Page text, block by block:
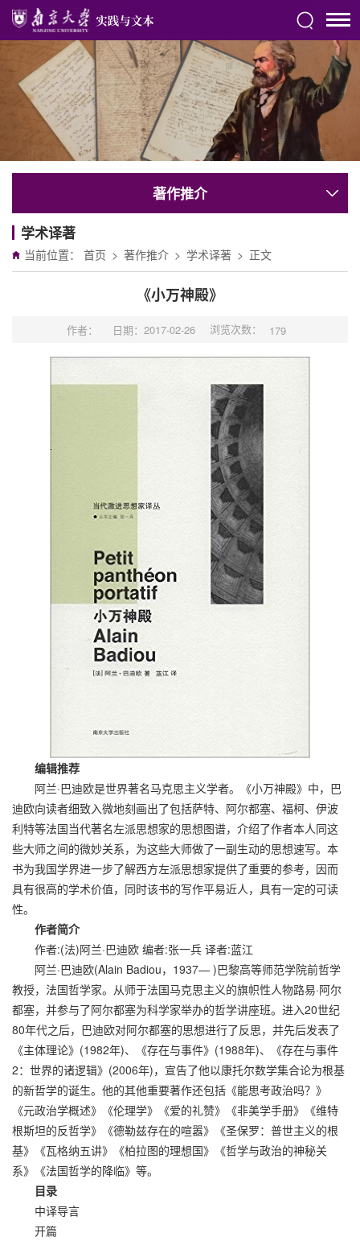
著作推介
学术译著
当前位置： 首页 > 著作推介 > 学术译著 > 正文
《小万神殿》
作者： 日期：2017-02-26 浏览次数： 179
编辑推荐
阿兰·巴迪欧是世界著名马克思主义学者。《小万神殿》中，巴
迪欧向读者细致入微地刻画出了包括萨特、阿尔都塞、福柯、伊波
利特等法国当代著名左派思想家的思想图谱，介绍了作者本人同这
些大师之间的微妙关系，为这些大师做了一副生动的思想速写。本
书为我国学界进一步了解西方左派思想家提供了重要的参考，因而
具有很高的学术价值，同时该书的写作平易近人，具有一定的可读
性。
作者简介
作者:(法)阿兰·巴迪欧 编者:张一兵 译者:蓝江
阿兰·巴迪欧(Alain Badiou，1937— )巴黎高等师范学院前哲学
教授，法国哲学家。从师于法国马克思主义的旗帜性人物路易·阿尔
都塞，并参与了阿尔都塞为科学家举办的哲学讲座班。进入20世纪
80年代之后，巴迪欧对阿尔都塞的思想进行了反思，并先后发表了
《主体理论》(1982年)、《存在与事件》(1988年)、《存在与事件
2：世界的诸逻辑》(2006年)，宣告了他以康托尔数学集合论为根基
的新哲学的诞生。他的其他重要著作还包括《能思考政治吗？》
《元政治学概述》《伦理学》《爱的礼赞》《非美学手册》《维特
根斯坦的反哲学》《德勒兹存在的喧嚣》《圣保罗：普世主义的根
基》《瓦格纳五讲》《柏拉图的理想国》《哲学与政治的神秘关
系》《法国哲学的降临》等。
目录
中译导言
开篇